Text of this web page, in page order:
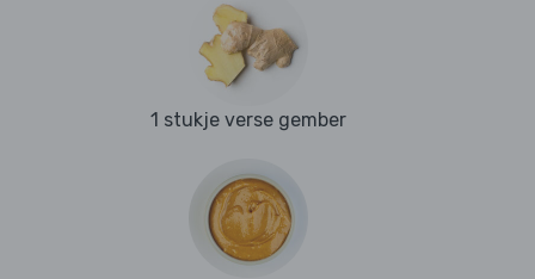
1 stukje verse gember